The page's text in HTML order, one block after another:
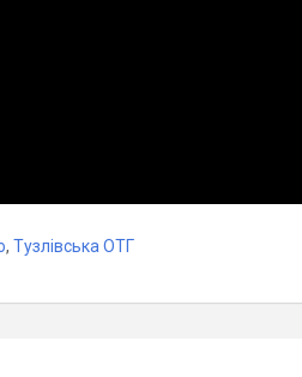
, Тузлівська ОТГ